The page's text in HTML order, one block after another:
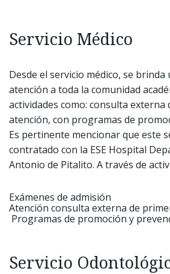
Servicio Médico
Desde el servicio médico, se brinda
atención a toda la comunidad
actividades como: consulta externa
atención, con programas de
Es pertinente mencionar que este
contratado con la ESE Hospital
Antonio de Pitalito. A través de
Exámenes de admisión
Atención consulta externa de
Programas de promoción y
Servicio